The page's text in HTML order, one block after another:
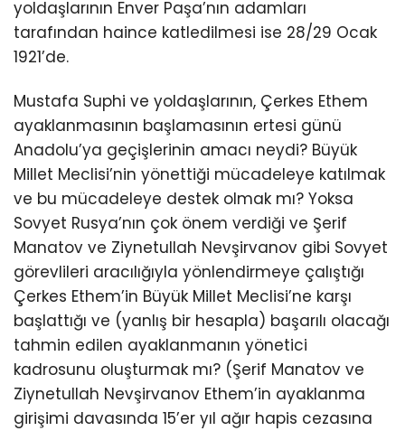
yoldaşlarının Enver Paşa’nın adamları
tarafından haince katledilmesi ise 28/29 Ocak
1921’de.
Mustafa Suphi ve yoldaşlarının, Çerkes Ethem
ayaklanmasının başlamasının ertesi günü
Anadolu’ya geçişlerinin amacı neydi? Büyük
Millet Meclisi’nin yönettiği mücadeleye katılmak
ve bu mücadeleye destek olmak mı? Yoksa
Sovyet Rusya’nın çok önem verdiği ve Şerif
Manatov ve Ziynetullah Nevşirvanov gibi Sovyet
görevlileri aracılığıyla yönlendirmeye çalıştığı
Çerkes Ethem’in Büyük Millet Meclisi’ne karşı
başlattığı ve (yanlış bir hesapla) başarılı olacağı
tahmin edilen ayaklanmanın yönetici
kadrosunu oluşturmak mı? (Şerif Manatov ve
Ziynetullah Nevşirvanov Ethem’in ayaklanma
girişimi davasında 15’er yıl ağır hapis cezasına